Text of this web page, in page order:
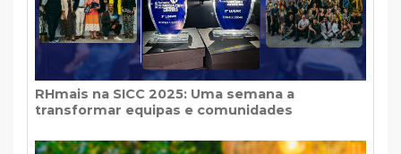
RHmais na SICC 2025: Uma semana a
transformar equipas e comunidades